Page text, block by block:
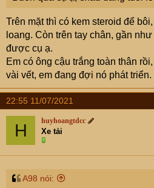
Trên mặt thì có kem steroid để
loang. Còn trên tay chân, gần
được cụ ạ.
Em có ông cậu trắng toàn thân
vài vết, em đang đợi nó phát triển.
22:55 11/07/2021
H huyhoangtdcc
Xe tải
A98 nói: